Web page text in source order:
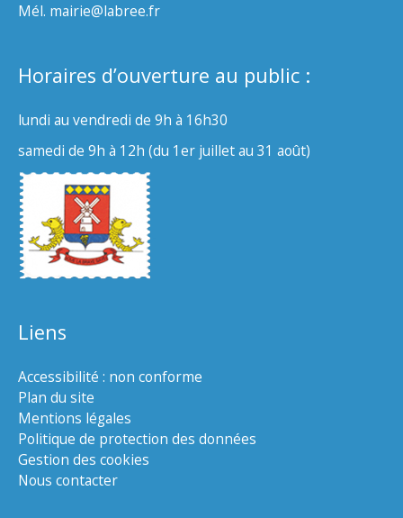
Mél. mairie@labree.fr
Horaires d’ouverture au public :
lundi au vendredi de 9h à 16h30
samedi de 9h à 12h (du 1er juillet au 31 août)
Liens
Accessibilité : non conforme
Plan du site
Mentions légales
Politique de protection des données
Gestion des cookies
Nous contacter